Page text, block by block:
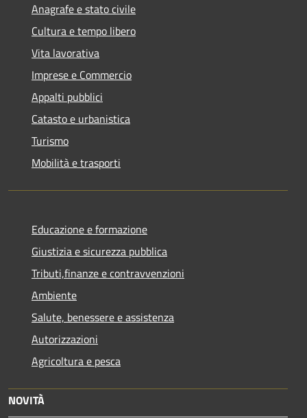
Anagrafe e stato civile
Cultura e tempo libero
Vita lavorativa
Imprese e Commercio
Appalti pubblici
Catasto e urbanistica
Turismo
Mobilità e trasporti
Educazione e formazione
Giustizia e sicurezza pubblica
Tributi,finanze e contravvenzioni
Ambiente
Salute, benessere e assistenza
Autorizzazioni
Agricoltura e pesca
NOVITÀ